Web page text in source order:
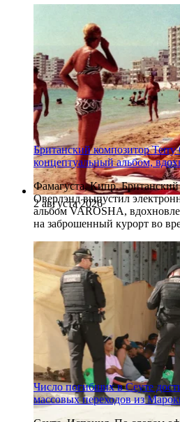
2 августа 2026
Британский композитор
концептуальный альбом,
Фамагуста, Кипр.
Оверлэнд выпустил
альбом VAROSHA,
на заброшенный курорт во
Число погибших в Сеуте
массовых переходов из